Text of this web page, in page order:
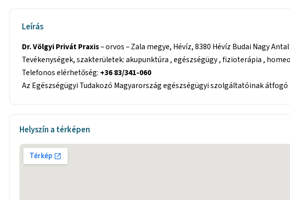
Leírás
Dr. Völgyi Privát Praxis– orvos – Zala megye, Hévíz, 8380 Hévíz Budai Nagy Antal
Tevékenységek, szakterületek: akupunktúra , egészségügy , fizioterápia ,
Telefonos elérhetőség: +36 83/341-060
Az Egészségügyi Tudakozó Magyarország egészségügyi szolgáltatóinak átfogó
Helyszín a térképen